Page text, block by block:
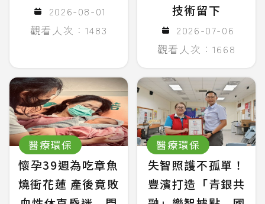
2026-08-01
觀看人次：1483
技術留下
2026-07-06
觀看人次：1668
醫療環保
懷孕39週為吃章魚
燒衝花蓮 產後竟敗
醫療環保
失智照護不孤單！
豐濱打造「青銀共